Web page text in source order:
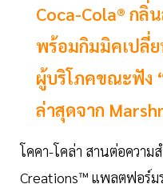
Coca-Cola® กลิ่
พร้อมกิมมิคเปลี่
ผู้บริโภคขณะฟัง
ล่าสุดจาก
โคคา-โคล่า สานต่อความ
Creations™ แพลตฟอร์ม